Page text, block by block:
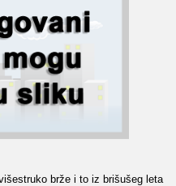
brže i to iz brišušeg leta